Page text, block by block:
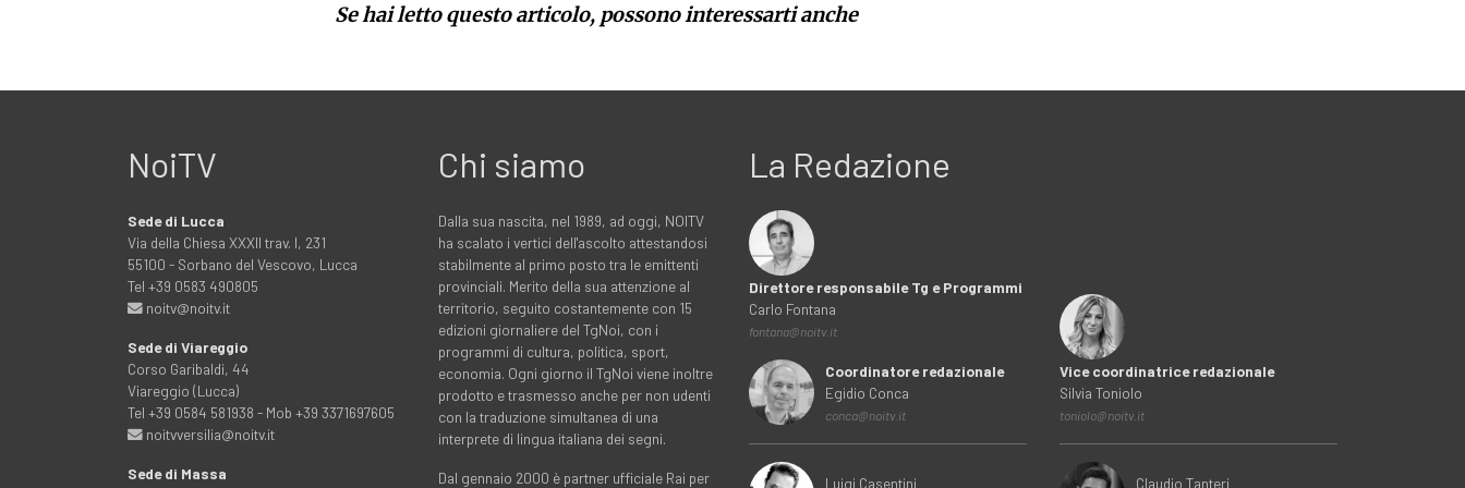
Se hai letto questo articolo, possono interessarti anche
NoiTV
Sede di Lucca
Via della Chiesa XXXII trav. I, 231
55100 - Sorbano del Vescovo, Lucca
Tel +39 0583 490805
noitv@noitv.it
Sede di Viareggio
Corso Garibaldi, 44
Viareggio (Lucca)
Tel +39 0584 581938 - Mob +39 3371697605
noitvversilia@noitv.it
Sede di Massa
Chi siamo
Dalla sua nascita, nel 1989, ad oggi, NOITV
ha scalato i vertici dell'ascolto attestandosi
stabilmente al primo posto tra le emittenti
provinciali. Merito della sua attenzione al
territorio, seguito costantemente con 15
edizioni giornaliere del TgNoi, con i
programmi di cultura, politica, sport,
economia. Ogni giorno il TgNoi viene inoltre
prodotto e trasmesso anche per non udenti
con la traduzione simultanea di una
interprete di lingua italiana dei segni.
Dal gennaio 2000 è partner ufficiale Rai per
La Redazione
Direttore responsabile Tg e Programmi
Carlo Fontana
fontana@noitv.it
Coordinatore redazionale
Egidio Conca
conca@noitv.it
Luigi Casentini
Vice coordinatrice redazionale
Silvia Toniolo
toniolo@noitv.it
Claudio Tanteri